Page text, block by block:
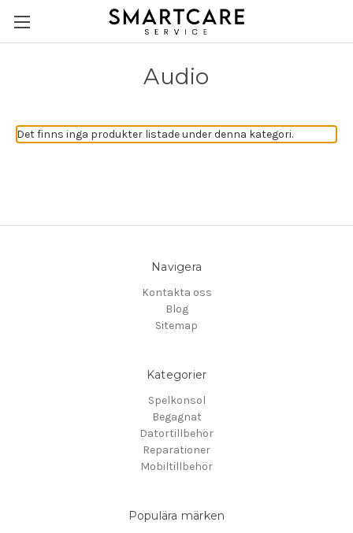
Audio
Det finns inga produkter listade under denna kategori.
Navigera
Kontakta oss
Blog
Sitemap
Kategorier
Spelkonsol
Begagnat
Datortillbehör
Reparationer
Mobiltillbehör
Populära märken